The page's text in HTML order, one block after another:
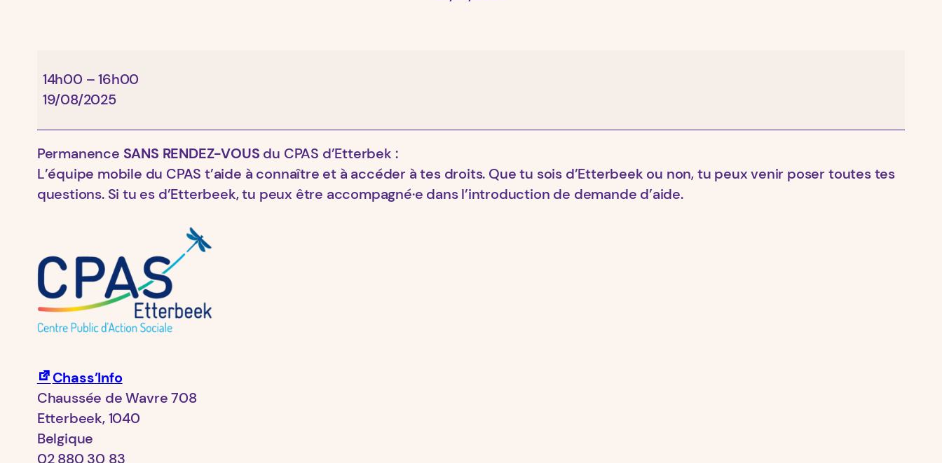
14h00 –16h00
19/08/2025
Permanence SANS RENDEZ-VOUS du CPAS d’Etterbek :
L’équipe mobile du CPAS t’aide à connaître et à accéder à tes droits. Que tu sois d’Etterbeek ou non, tu peux venir poser toutes tes
questions. Si tu es d’Etterbeek, tu peux être accompagné·e dans l’introduction de demande d’aide.
Chass’Info
Chaussée de Wavre 708
Etterbeek, 1040
Belgique
02 880 30 83